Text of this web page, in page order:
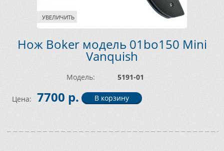
УВЕЛИЧИТЬ
Нож Boker модель 01bo150 Mini
Vanquish
Модель: 5191-01
Цена: 7700 р.